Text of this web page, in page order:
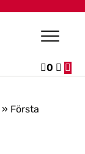
0
» Första